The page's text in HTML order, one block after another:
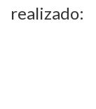
realizado: